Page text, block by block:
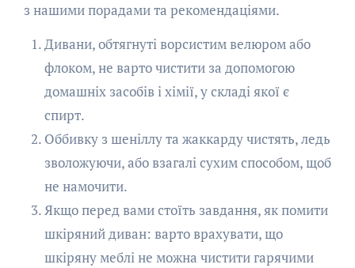
з нашими порадами та рекомендаціями.
Дивани, обтягнуті ворсистим велюром або
флоком, не варто чистити за допомогою
домашніх засобів і хімії, у складі якої є
спирт.
Оббивку з шеніллу та жаккарду чистять, ледь
зволожуючи, або взагалі сухим способом, щоб
не намочити.
Якщо перед вами стоїть завдання, як помити
шкіряний диван: варто врахувати, що
шкіряну меблі не можна чистити гарячими